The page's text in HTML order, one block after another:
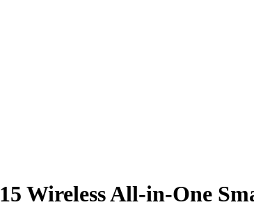
Wireless All-in-One